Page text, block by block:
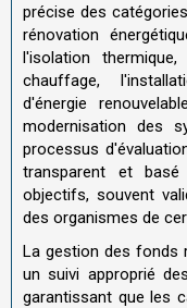
précise des
rénovation
l'isolation
chauffage,
d'énergie
modernisation des
processus
transparent et basé
objectifs, souvent
des organismes de
La gestion des fonds
un suivi approprié
garantissant que les